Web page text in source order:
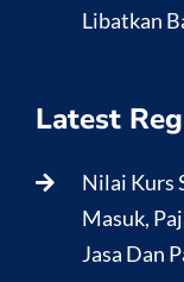
Libatkan
Latest
Nilai Kurs
Masuk,
Jasa Dan